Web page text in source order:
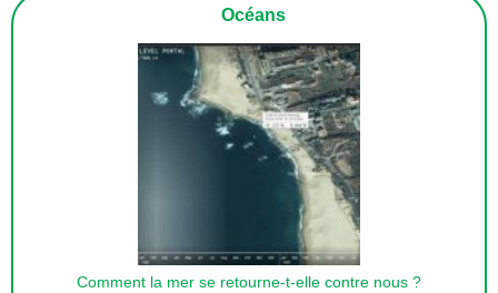
Océans
Comment la mer se retourne-t-elle contre nous ?